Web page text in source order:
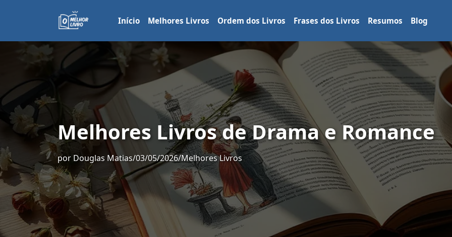
Início Melhores Livros Ordem dos Livros Frases dos Livros Resumos Blog
Melhores Livros de Drama e Romance
por Douglas Matias/03/05/2026/Melhores Livros